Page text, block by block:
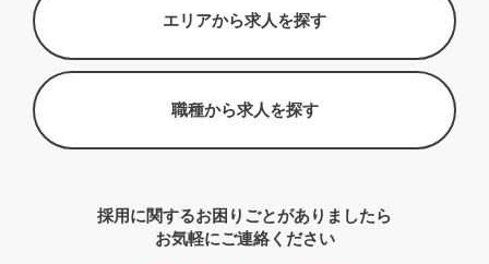
エリアから求人を探す
職種から求人を探す
採用に関するお困りごとがありましたら
お気軽にご連絡ください